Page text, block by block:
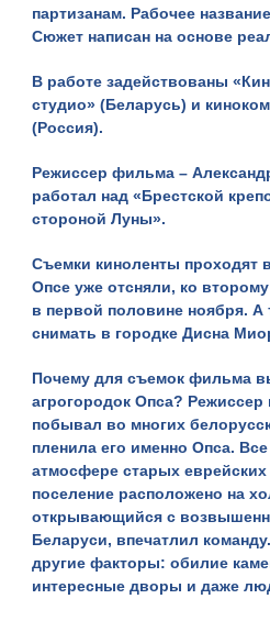
партизанам. Рабочее
Сюжет написан на основе
В работе задействованы
студио» (Беларусь) и
(Россия).
Режиссер фильма –
работал над «Брестской
стороной Луны».
Съемки киноленты проходят
Опсе уже отсняли, ко
в первой половине ноября. А
снимать в городке Дисна
Почему для съемок фильма
агрогородок Опса? Режиссер
побывал во многих
пленила его именно Опса.
атмосфере старых
поселение расположено на
открывающийся с
Беларуси, впечатлил
другие факторы: обилие
интересные дворы и даже